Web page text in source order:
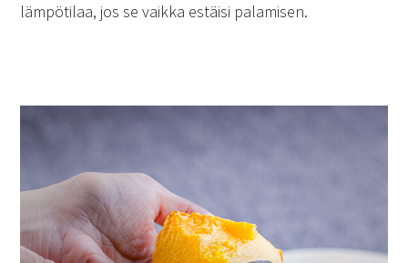
lämpötilaa, jos se vaikka estäisi palamisen.